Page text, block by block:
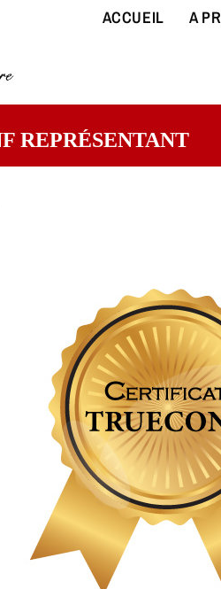
ACCUEIL A
REPRÉSENTANT